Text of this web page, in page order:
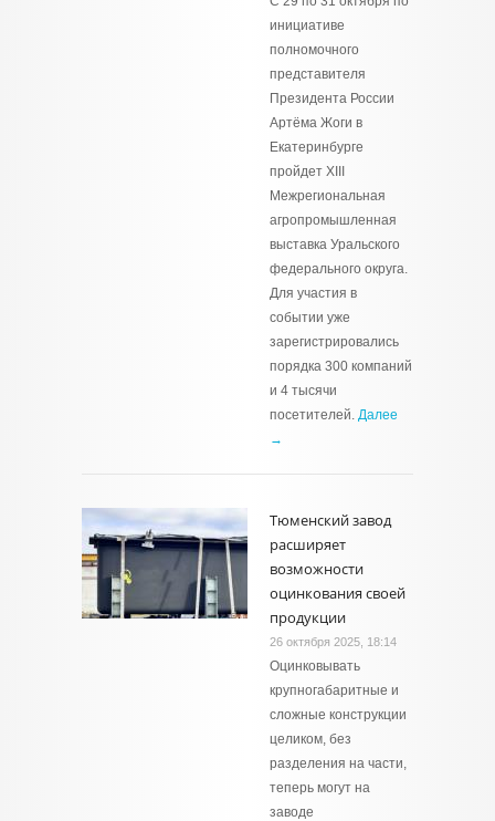
инициативе
полномочного
представителя
Президента России
Артёма Жоги в
Екатеринбурге
пройдет XIII
Межрегиональная
агропромышленная
выставка Уральского
федерального округа.
Для участия в
событии уже
зарегистрировались
порядка 300 компаний
и 4 тысячи
посетителей. Далее
→
Тюменский завод
расширяет
возможности
оцинкования своей
продукции
26 октября 2025, 18:14
Оцинковывать
крупногабаритные и
сложные конструкции
целиком, без
разделения на части,
теперь могут на
заводе